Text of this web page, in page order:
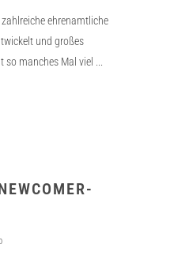
ehrenamtliche
und großes
so manches Mal viel